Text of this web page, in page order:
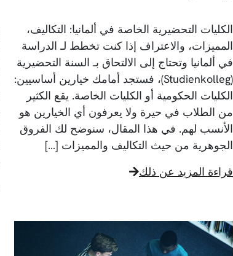
الكليات التحضيرية الخاصة في ألمانيا: التكاليف،
المميزات، والاعتراف إذا كنت تخطط لـ الدراسة
في ألمانيا وتحتاج إلى الالتحاق بـ السنة التحضيرية
(Studienkolleg)، فستجد أمامك خيارين أساسيين:
الكليات الحكومية أو الكليات الخاصة. يقع الكثير
من الطلاب في حيرة ولا يعرفون أي الخيارين هو
الأنسب لهم. في هذا المقال، سنوضح لك الفروق
الجوهرية من حيث التكاليف والمميزات […]
قراءة المزيد عن ذلك